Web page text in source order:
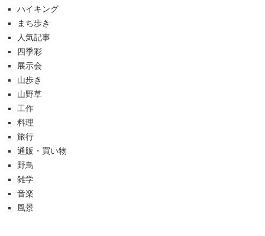
ハイキング
まち歩き
人気記事
四季彩
展示会
山歩き
山野草
工作
料理
旅行
通販・買い物
野鳥
雑学
音楽
風景